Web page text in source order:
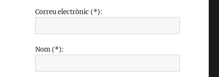
Correu electrònic (*):
Nom (*):